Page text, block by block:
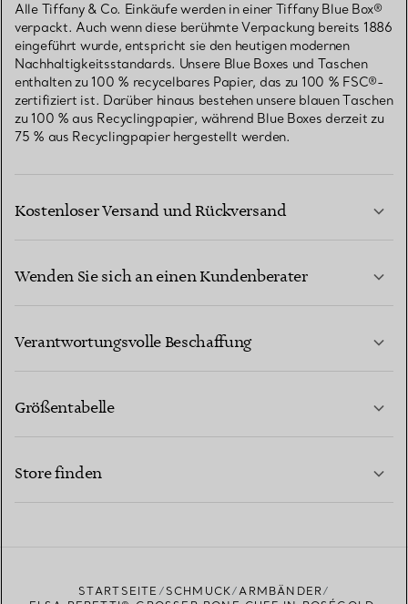
Alle Tiffany & Co. Einkäufe werden in einer Tiffany Blue Box®
verpackt. Auch wenn diese berühmte Verpackung bereits 1886
eingeführt wurde, entspricht sie den heutigen modernen
Nachhaltigkeitsstandards. Unsere Blue Boxes und Taschen
enthalten zu 100 % recycelbares Papier, das zu 100 % FSC®-
zertifiziert ist. Darüber hinaus bestehen unsere blauen Taschen
zu 100 % aus Recyclingpapier, während Blue Boxes derzeit zu
75 % aus Recyclingpapier hergestellt werden.
Kostenloser Versand und Rückversand
Wenden Sie sich an einen Kundenberater
Verantwortungsvolle Beschaffung
Größentabelle
Store finden
STARTSEITE SCHMUCK
ARMBÄNDER